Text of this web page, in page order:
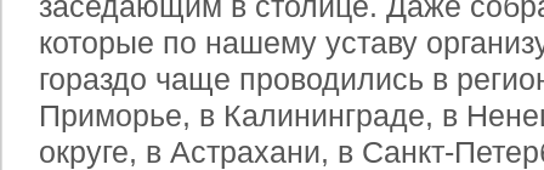
которые по нашему уставу
гораздо чаще проводились в
Приморье, в Калининграде, в
округе, в Астрахани, в Санкт-